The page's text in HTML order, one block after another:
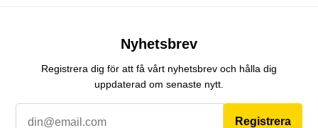
Nyhetsbrev
Registrera dig för att få vårt nyhetsbrev och hålla dig
uppdaterad om senaste nytt.
Registrera